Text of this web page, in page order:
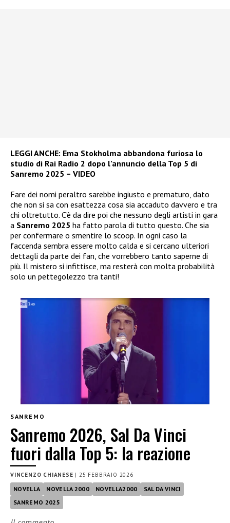
LEGGI ANCHE: Ema Stokholma abbandona furiosa lo
studio di Rai Radio 2 dopo l’annuncio della Top 5 di
Sanremo 2025 – VIDEO
Fare dei nomi peraltro sarebbe ingiusto e prematuro, dato
che non si sa con esattezza cosa sia accaduto davvero e tra
chi oltretutto. C’è da dire poi che nessuno degli artisti in gara
a Sanremo 2025 ha fatto parola di tutto questo. Che sia
per confermare o smentire lo scoop. In ogni caso la
faccenda sembra essere molto calda e si cercano ulteriori
dettagli da parte dei fan, che vorrebbero tanto saperne di
più. Il mistero si infittisce, ma resterà con molta probabilità
solo un pettegolezzo tra tanti!
SANREMO
Sanremo 2026, Sal Da Vinci
fuori dalla Top 5: la reazione
VINCENZO CHIANESE | 25 FEBBRAIO 2026
NOVELLA NOVELLA 2000 NOVELLA2000
SAL DA VINCI
SANREMO 2025